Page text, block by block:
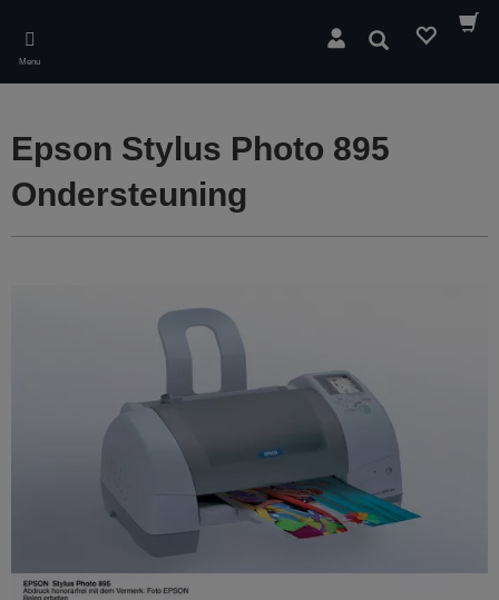
main
content
Menu
Zoeken
Epson Stylus Photo 895
Ondersteuning